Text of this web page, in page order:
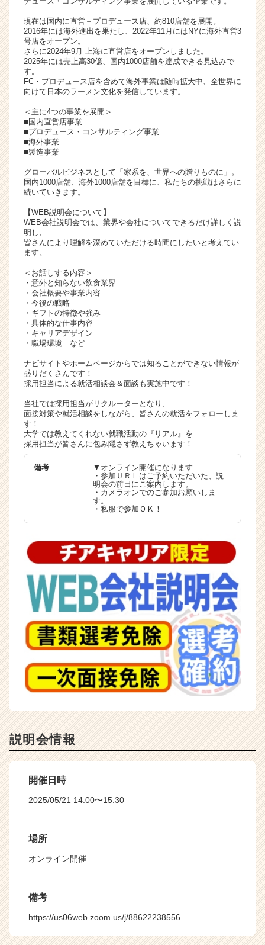
ウ
ト
が
く
活
サ
イ
ト
チ
ャ
リ
h
e
a
r
e
現在は国内に直営＋プロデュース店、約810店舗を展開。
2016年には海外進出を果たし、2022年11月にはNYに海外直営3
号店をオープン。
さらに2024年9月 上海に直営店をオープンしました。
2025年には売上高30億、国内1000店舗を達成できる見込みで
す。
FC・プロデュース店を含めて海外事業は随時拡大中、全世界に
向けて日本のラーメン文化を発信しています。
＜主に4つの事業を展開＞
■国内直営店事業
■プロデュース・コンサルティング事業
■海外事業
■製造事業
グローバルビジネスとして「家系を、世界への贈りものに」。
国内1000店舗、海外1000店舗を目標に、私たちの挑戦はさらに
続いていきます。
【WEB説明会について】
WEB会社説明会では、業界や会社についてできるだけ詳しく説
明し、
皆さんにより理解を深めていただける時間にしたいと考えてい
ます。
＜お話しする内容＞
・意外と知らない飲食業界
・会社概要や事業内容
・今後の戦略
・ギフトの特徴や強み
・具体的な仕事内容
・キャリアデザイン
・職場環境 など
ナビサイトやホームページからでは知ることができない情報が
盛りだくさんです！
採用担当による就活相談会＆面談も実施中です！
当社では採用担当がリクルーターとなり、
面接対策や就活相談をしながら、皆さんの就活をフォローしま
す！
大学では教えてくれない就職活動の『リアル』を
採用担当が皆さんに包み隠さず教えちゃいます！
備考
▼オンライン開催になります
・参加ＵＲＬはご予約いただいた、説
明会の前日にご案内します。
・カメラオンでのご参加お願いしま
す。
・私服で参加ＯＫ！
説明会情報
開催日時
2025/05/21 14:00〜15:30
場所
オンライン開催
備考
https://us06web.zoom.us/j/88622238556